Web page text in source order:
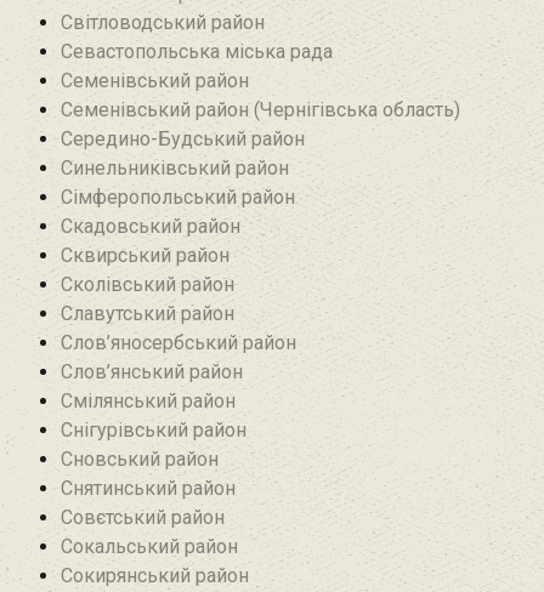
Світловодський район
Севастопольська міська рада
Семенівський район
Семенівський район (Чернігівська область)
Середино-Будський район
Синельниківський район
Сімферопольський район
Скадовський район
Сквирський район
Сколівський район
Славутський район
Слов’яносербський район
Слов’янський район
Смілянський район
Снігурівський район‎
Сновський район
Снятинський район
Совєтський район
Сокальський район
Сокирянський район